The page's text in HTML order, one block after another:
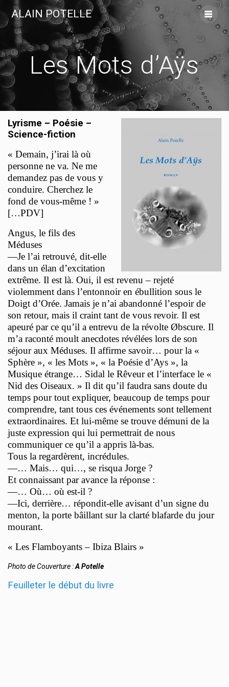
Skip
content
ALAIN POTELLE
Les Mots d’Aÿs
Lyrisme – Poésie –
Science-fiction
« Demain, j’irai là où
personne ne va. Ne me
demandez pas de vous y
conduire. Cherchez le
fond de vous-même ! »
[…PDV]
Angus, le fils des
Méduses
—Je l’ai retrouvé, dit-elle
dans un élan d’excitation
extrême. Il est là. Oui, il est revenu – rejeté
violemment dans l’entonnoir en ébullition sous le
Doigt d’Orée. Jamais je n’ai abandonné l’espoir de
son retour, mais il craint tant de vous revoir. Il est
apeuré par ce qu’il a entrevu de la révolte Øbscure. Il
m’a raconté moult anecdotes révélées lors de son
séjour aux Méduses. Il affirme savoir… pour la «
Sphère », « les Mots », « la Poésie d’Ays », la
Musique étrange… Sidal le Rêveur et l’interface le «
Nid des Oiseaux. » Il dit qu’il faudra sans doute du
temps pour tout expliquer, beaucoup de temps pour
comprendre, tant tous ces événements sont tellement
extraordinaires. Et lui-même se trouve démuni de la
juste expression qui lui permettrait de nous
communiquer ce qu’il a appris là-bas.
Tous la regardèrent, incrédules.
—… Mais… qui…, se risqua Jorge ?
Et connaissant par avance la réponse :
—… Où… où est-il ?
—Ici, derrière… répondit-elle avisant d’un signe du
menton, la porte bâillant sur la clarté blafarde du jour
mourant.
« Les Flamboyants – Ibiza Blairs »
Photo de Couverture :A Potelle
Feuilleter le début du livre